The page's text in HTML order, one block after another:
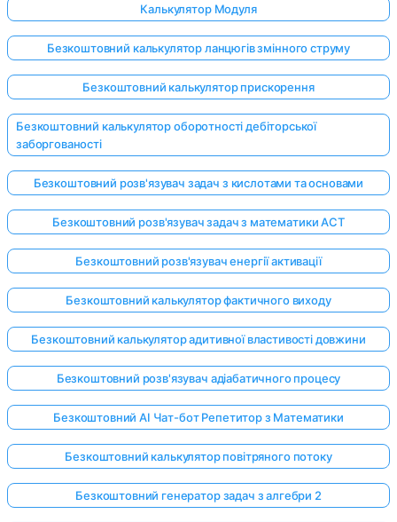
Калькулятор Модуля
Безкоштовний калькулятор ланцюгів змінного струму
Безкоштовний калькулятор прискорення
Безкоштовний калькулятор оборотності дебіторської
заборгованості
Безкоштовний розв'язувач задач з кислотами та основами
Безкоштовний розв'язувач задач з математики ACT
Безкоштовний розв'язувач енергії активації
Безкоштовний калькулятор фактичного виходу
Безкоштовний калькулятор адитивної властивості довжини
Безкоштовний розв'язувач адіабатичного процесу
Безкоштовний AI Чат-бот Репетитор з Математики
Безкоштовний калькулятор повітряного потоку
Безкоштовний генератор задач з алгебри 2